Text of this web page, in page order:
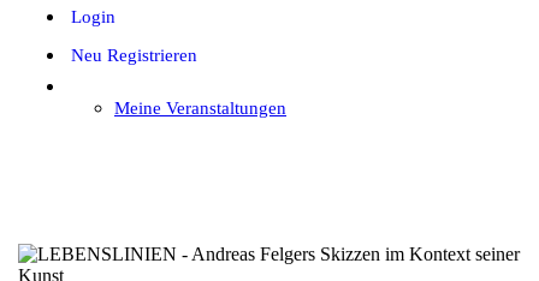
Login
Neu Registrieren
Meine Veranstaltungen